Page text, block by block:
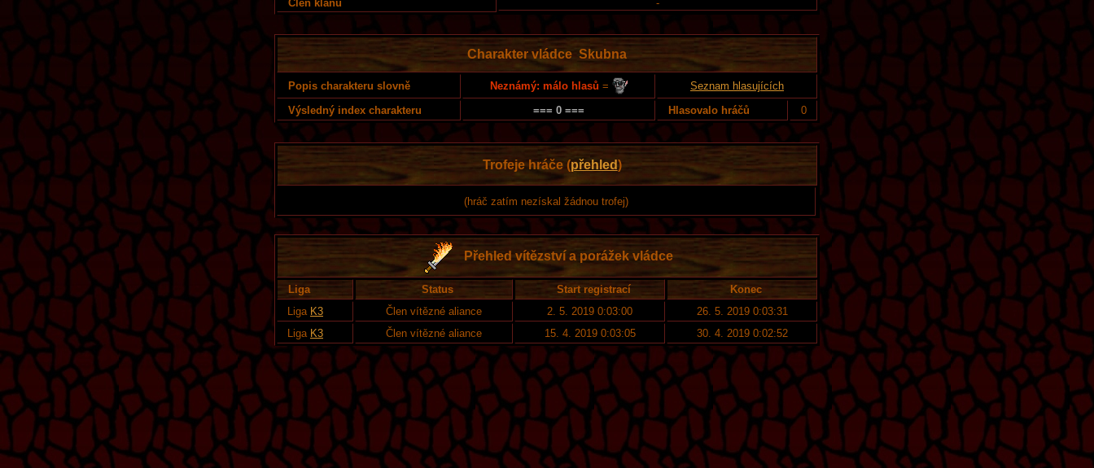
Člen klanu
-
Charakter vládce Skubna
Popis charakteru slovně Neznámý: málo hlasů =
Seznam hlasujících
Výsledný index charakteru
=== 0 === Hlasovalo hráčů 0
Trofeje hráče (přehled)
(hráč zatím nezískal žádnou trofej)
Přehled vítězství a porážek vládce
Liga Status Start registrací
Konec
Liga K3 Člen vítězné aliance 2. 5. 2019 0:03:00
26. 5. 2019 0:03:31
Liga K3 Člen vítězné aliance 15. 4. 2019 0:03:05 30. 4. 2019 0:02:52